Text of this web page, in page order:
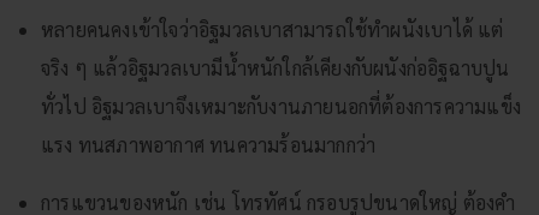
หลายคนคงเข้าใจว่าอิฐมวลเบาสามารถใช้ทำผนังเบาได้ แต่
จริง ๆ แล้วอิฐมวลเบามีน้ำหนักใกล้เคียงกับผนังก่ออิฐฉาบปูน
ทั่วไป อิฐมวลเบาจึงเหมาะกับงานภายนอกที่ต้องการความแข็ง
แรง ทนสภาพอากาศ ทนความร้อนมากกว่า
การแขวนของหนัก เช่น โทรทัศน์ กรอบรูปขนาดใหญ่ ต้องคำ